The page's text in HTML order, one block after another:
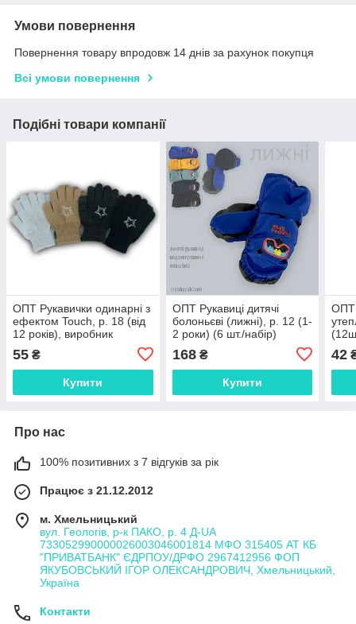
Умови повернення
Повернення товару впродовж 14 днів за рахунок покупця
Всі умови повернення
Подібні товари компанії
ОПТ Рукавички одинарні з
ефектом Touch, р. 18 (від
12 років), виробник
55 ₴
Купити
ОПТ Рукавиці дитячі
болоньєві (лижні), р. 12 (1-
2 роки) (6 шт./набір)
168₴
Купити
ОПТ
42
Про нас
100% позитивних з 7 відгуків за рік
Працює з 21.12.2012
м. Хмельницький
вул. Геологів, р-к ПАКО, р. 4 Д-UA
733052990000026003046001814 МФО 315405 АТ КБ
"ПРИВАТБАНК" ЄДРПОУ/ДРФО 2967412956 ФОП
ЯКУБОВСЬКИЙ ІГОР ОЛЕКСАНДРОВИЧ, Хмельницький,
Україна
Контакти